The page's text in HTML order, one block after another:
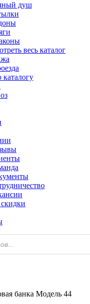
душ
весь каталог
банка Модель 44